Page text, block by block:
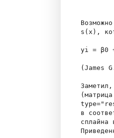
s(x),
yi = β0
в
сплайна